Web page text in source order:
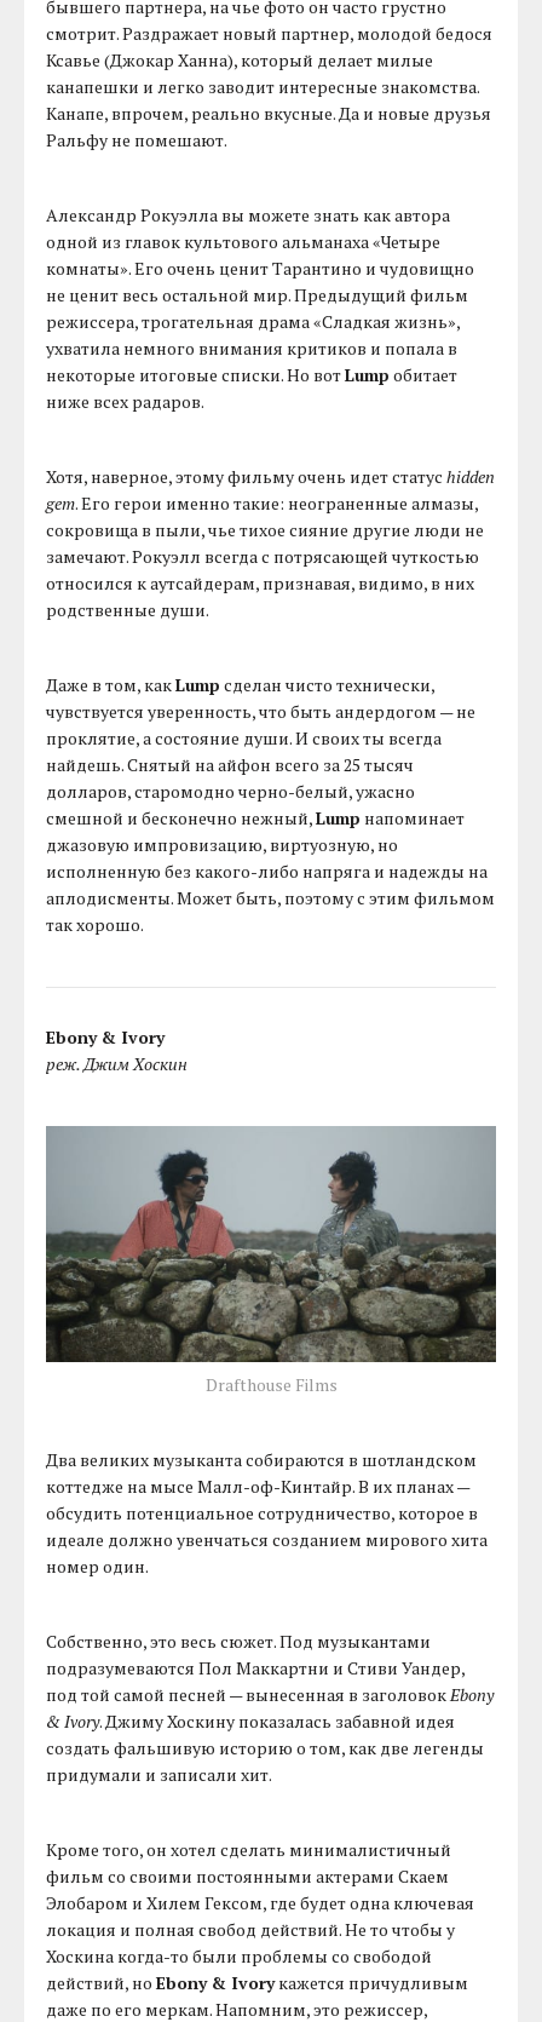
бывшего партнера, на чье фото он часто грустно
смотрит. Раздражает новый партнер, молодой бедося
Ксавье (Джокар Ханна), который делает милые
канапешки и легко заводит интересные знакомства.
Канапе, впрочем, реально вкусные. Да и новые друзья
Ральфу не помешают.
Александр Рокуэлла вы можете знать как автора
одной из главок культового альманаха «Четыре
комнаты». Его очень ценит Тарантино и чудовищно
не ценит весь остальной мир. Предыдущий фильм
режиссера, трогательная драма «Сладкая жизнь»,
ухватила немного внимания критиков и попала в
некоторые итоговые списки. Но вотLump обитает
ниже всех радаров.
Хотя, наверное, этому фильму очень идет статусhidden
gem. Его герои именно такие: неограненные алмазы,
сокровища в пыли, чье тихое сияние другие люди не
замечают. Рокуэлл всегда с потрясающей чуткостью
относился к аутсайдерам, признавая, видимо, в них
родственные души.
Даже в том, какLump сделан чисто технически,
чувствуется уверенность, что быть андердогом — не
проклятие, а состояние души. И своих ты всегда
найдешь. Снятый на айфон всего за 25 тысяч
долларов, старомодно черно-белый, ужасно
смешной и бесконечно нежный,Lump напоминает
джазовую импровизацию, виртуозную, но
исполненную без какого-либо напряга и надежды на
аплодисменты. Может быть, поэтому с этим фильмом
так хорошо.
Ebony & Ivory
реж. Джим Хоскин
Drafthouse Films
Два великих музыканта собираются в шотландском
коттедже на мысе Малл-оф-Кинтайр. В их планах —
обсудить потенциальное сотрудничество, которое в
идеале должно увенчаться созданием мирового хита
номер один.
Собственно, это весь сюжет. Под музыкантами
подразумеваются Пол Маккартни и Стиви Уандер,
под той самой песней — вынесенная в заголовок Ebony
& Ivory. Джиму Хоскину показалась забавной идея
создать фальшивую историю о том, как две легенды
придумали и записали хит.
Кроме того, он хотел сделать минималистичный
фильм со своими постоянными актерами Скаем
Элобаром и Хилем Гексом, где будет одна ключевая
локация и полная свобод действий. Не то чтобы у
Хоскина когда-то были проблемы со свободой
действий, ноEbony & Ivoryкажется причудливым
даже по его меркам. Напомним, это режиссер,